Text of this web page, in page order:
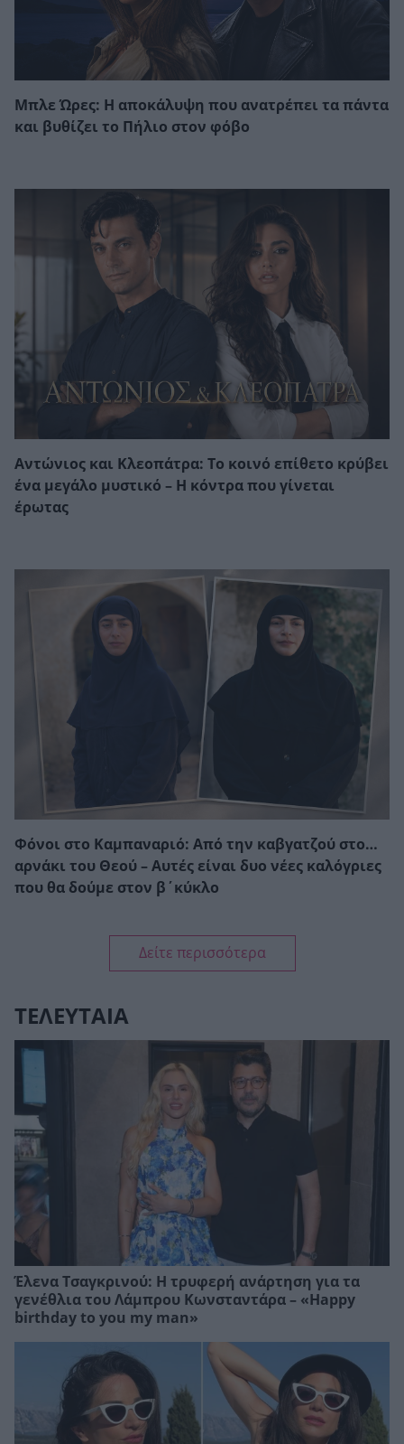
Μπλε Ώρες: Η αποκάλυψη που ανατρέπει τα πάντα
και βυθίζει το Πήλιο στον φόβο
Αντώνιος και Κλεοπάτρα: Το κοινό επίθετο κρύβει
ένα μεγάλο μυστικό – Η κόντρα που γίνεται
έρωτας
Φόνοι στο Καμπαναριό: Από την καβγατζού στο…
αρνάκι του Θεού – Αυτές είναι δυο νέες καλόγριες
που θα δούμε στον β΄κύκλο
Δείτε περισσότερα
ΤΕΛΕΥΤΑΙΑ
Έλενα Τσαγκρινού: Η τρυφερή ανάρτηση για τα
γενέθλια του Λάμπρου Κωνσταντάρα – «Happy
birthday to you my man»